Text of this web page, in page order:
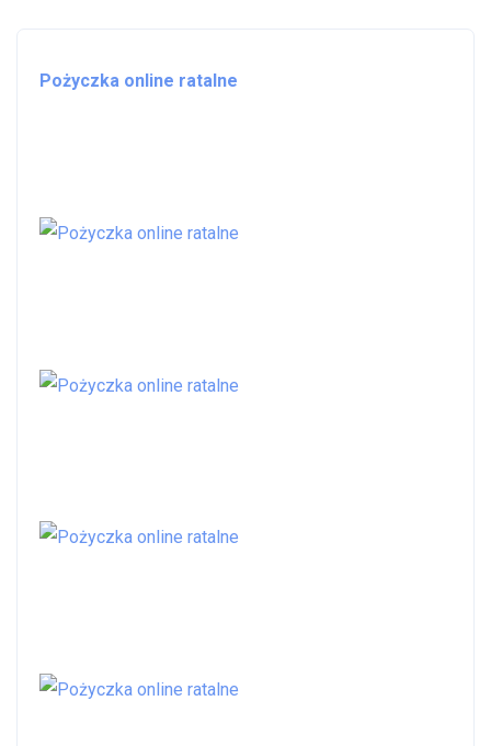
Pożyczka online ratalne